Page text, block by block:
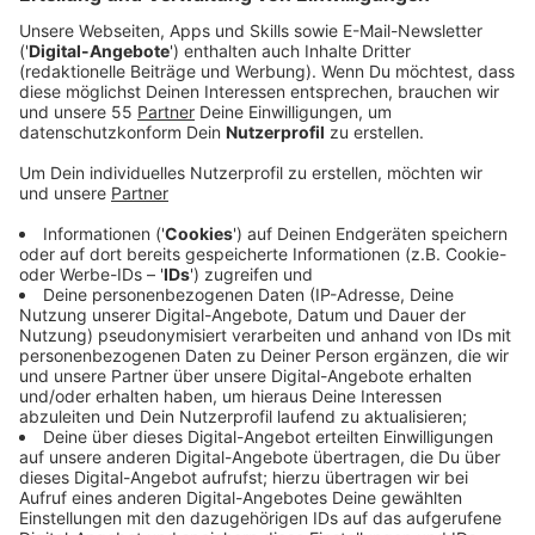
der Löschgruppe Kalkar-Wissel sind vor genau
hundert Jahren noch weiter gegangen.
Die Feierlichkeiten beginnen am 3. Mai 2025 um 15
Uhr im Feuerwehrgerätehaus auf der Dorfstraße
in Kalkar-Wissel. Jeder ist herzlich willkommen.
Veröffentlicht: Mittwoch, 23.04.2025 11:31
Anzeige
Zur Jugendfeuerwehr darf man ab dem Alter von 10
Jahren. Hier werden die Kinder- und Jugendlichen auf
den aktiven Dienst vorbereitet. Sie erfahren
beispielsweise, wie man bestimmte Geräte bedient.
Sie lernen Erste Hilfe, Notfallmaßnahmen an einem
Unfallort sowie das richtige Verhalten in